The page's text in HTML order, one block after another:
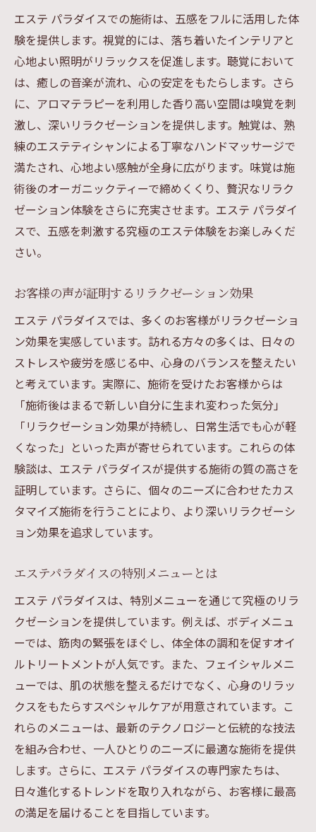
高度な専門知識が支える美容ケア
テクノロジーと人の手が生む究極の施術
個別ニーズに応えるカスタマイズケア
最新テクノロジーによる美肌効果の秘密
オーダーメイド施術で実現するエステパラダイ
スの特別なひととき
一人ひとりに寄り添うオーダーメイド施術
あなただけの特別なケアプラン
細やかなカウンセリングで満足度向上
満足度100%の施術を実現する方法
エステパラダイスで体験する特別なひとと
き
エステを超えたエステパラダイスの心地よさと
美しさの融合
エステパラダイスが提供する新しい体験
美と心地よさが一体化した施術
リラックスだけでなく、美しさも手に入れ
る
エステを超える総合的なケアの提案
美しさと心地よさのバランスを追求
エステパラダイス体験者が語る究極のリラクゼ
ーションの効果
体験者に聞くエステパラダイスの魅力
リラクゼーション効果を証明する声
美しさの秘訣はここにあった！
多くの人がリピーターになる理由
エステパラダイスで得た新しい自分
体験者が感じた心と体の変化
エステパラダイスで叶える美容ケアと心の安ら
ぎ
美を追求しながら心も癒す方法
エステ パラダイスでの施術は、五感をフルに活用した体
験を提供します。視覚的には、落ち着いたインテリアと
心地よい照明がリラックスを促進します。聴覚において
は、癒しの音楽が流れ、心の安定をもたらします。さら
に、アロマテラピーを利用した香り高い空間は嗅覚を刺
激し、深いリラクゼーションを提供します。触覚は、熟
練のエステティシャンによる丁寧なハンドマッサージで
満たされ、心地よい感触が全身に広がります。味覚は施
術後のオーガニックティーで締めくくり、贅沢なリラク
ゼーション体験をさらに充実させます。エステ パラダイ
スで、五感を刺激する究極のエステ体験をお楽しみくだ
さい。
お客様の声が証明するリラクゼーション効果
エステ パラダイスでは、多くのお客様がリラクゼーショ
ン効果を実感しています。訪れる方々の多くは、日々の
ストレスや疲労を感じる中、心身のバランスを整えたい
と考えています。実際に、施術を受けたお客様からは
「施術後はまるで新しい自分に生まれ変わった気分」
「リラクゼーション効果が持続し、日常生活でも心が軽
くなった」といった声が寄せられています。これらの体
験談は、エステ パラダイスが提供する施術の質の高さを
証明しています。さらに、個々のニーズに合わせたカス
タマイズ施術を行うことにより、より深いリラクゼーシ
ョン効果を追求しています。
エステパラダイスの特別メニューとは
エステ パラダイスは、特別メニューを通じて究極のリラ
クゼーションを提供しています。例えば、ボディメニュ
ーでは、筋肉の緊張をほぐし、体全体の調和を促すオイ
ルトリートメントが人気です。また、フェイシャルメニ
ューでは、肌の状態を整えるだけでなく、心身のリラッ
クスをもたらすスペシャルケアが用意されています。こ
れらのメニューは、最新のテクノロジーと伝統的な技法
を組み合わせ、一人ひとりのニーズに最適な施術を提供
します。さらに、エステ パラダイスの専門家たちは、
日々進化するトレンドを取り入れながら、お客様に最高
の満足を届けることを目指しています。